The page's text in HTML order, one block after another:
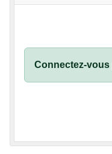
Connectez-vous